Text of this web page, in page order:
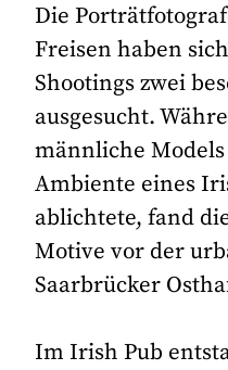
Die
Freisen haben
Shootings zwei
ausgesucht.
männliche
Ambiente eines
ablichtete, fand
Motive vor der
Saarbrücker
Im Irish Pub